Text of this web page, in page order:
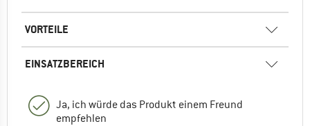
VORTEILE
EINSATZBEREICH
Ja, ich würde das Produkt einem Freund
empfehlen